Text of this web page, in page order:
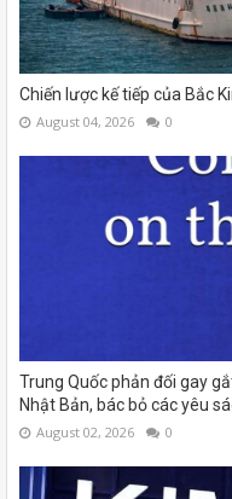
Chiến lược kế tiếp của Bắc
August 04, 2026 0
Trung Quốc phản đối gay
Nhật Bản, bác bỏ các yêu
August 02, 2026 0